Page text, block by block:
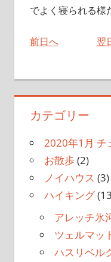
でよく寝られる様
前日へ 翌
カテゴリー
2020年1月 チ
お散歩(2)
ノイハウス (3)
ハイキング
アレッチ氷
ツェルマッ
ハスリベル